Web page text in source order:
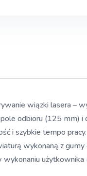
wiązki lasera –
pole odbioru (125
i szybkie tempo
wykonaną z
wykonaniu